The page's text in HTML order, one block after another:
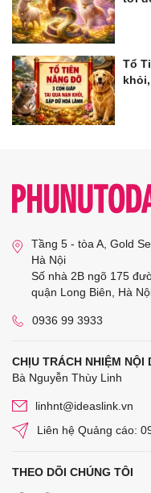
Tổ
Tầng 5 - tòa A, Gold
Hà Nội
Số nhà 2B ngõ 175
quận Long Biên, Hà
0936 99 3933
CHỊU TRÁCH NHIỆM NỘI
Bà Nguyễn Thùy Linh
linhnt@ideaslink.vn
Liên hệ Quảng cáo:
THEO DÕI CHÚNG TÔI